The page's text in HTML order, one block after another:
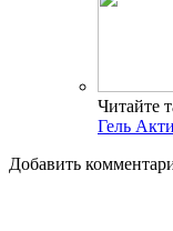
Читайте
Гель
Добавить